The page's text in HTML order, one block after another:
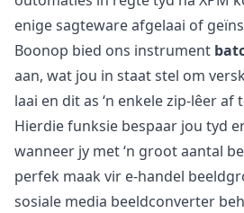
enige sagteware afgelaai of
Boonop bied ons instrument
aan, wat jou in staat stel om
laai en dit as ‘n enkele zip-lêer af
Hierdie funksie bespaar jou tyd
wanneer jy met ‘n groot aantal
perfek maak vir e-handel
sosiale media beeldconverter